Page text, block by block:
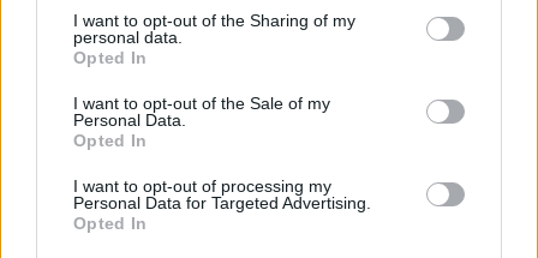
not limited to your visit or usage behaviour. You may click to
grant or deny consent to Google and its third-party tags to
use your data for below specified purposes in below Google
consent section.
I want to opt-out of the Sharing of my
personal data.
Opted In
I want to opt-out of the Sale of my
Personal Data.
Opted In
I want to opt-out of processing my
Personal Data for Targeted Advertising.
Opted In
veterinari e garantire un futuro sostenibile alla
professione.
AUTORE
Francesca Galli
Francesca Galli, fiorentina con formazione
bancaria, prese la decisione di cambiare